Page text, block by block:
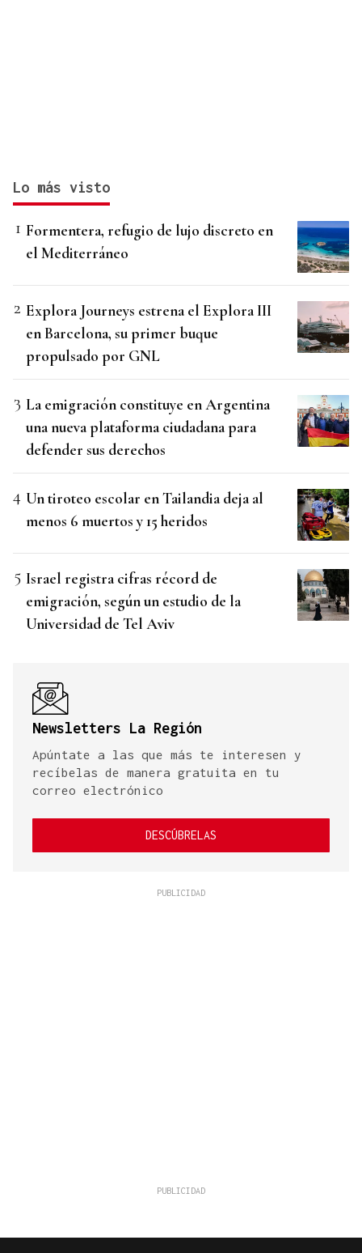
Lo más visto
Formentera, refugio de lujo discreto en
el Mediterráneo
Explora Journeys estrena el Explora III
en Barcelona, su primer buque
propulsado por GNL
La emigración constituye en Argentina
una nueva plataforma ciudadana para
defender sus derechos
Un tiroteo escolar en Tailandia deja al
menos 6 muertos y 15 heridos
Israel registra cifras récord de
emigración, según un estudio de la
Universidad de Tel Aviv
Newsletters La Región
Apúntate a las que más te interesen y
recíbelas de manera gratuita en tu
correo electrónico
DESCÚBRELAS